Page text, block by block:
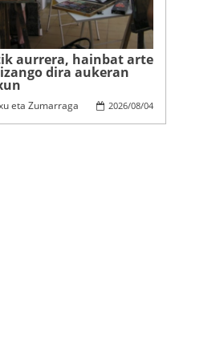
aurrera, hainbat arte
dira aukeran
2026/08/04
eta Zumarraga